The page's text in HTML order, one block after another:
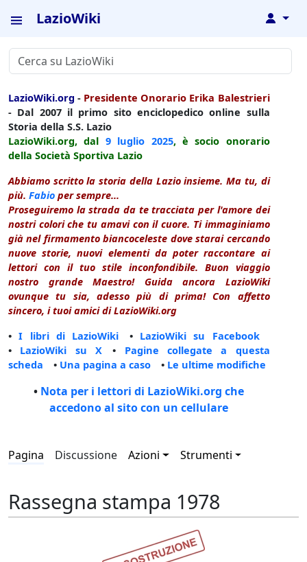
LazioWiki ↓
LazioWiki.org - Presidente Onorario Erika Balestrieri
- Dal 2007 il primo sito enciclopedico online sulla
Storia della S.S. Lazio
LazioWiki.org, dal 9 luglio 2025, è socio onorario
della Società Sportiva Lazio
Abbiamo scritto la storia della Lazio insieme. Ma tu, di
più. Fabio per sempre...
Proseguiremo la strada da te tracciata per l'amore dei
nostri colori che tu amavi con il cuore. Ti immaginiamo
già nel firmamento biancoceleste dove starai cercando
nuove storie, nuovi elementi da poter raccontare ai
lettori con il tuo stile inconfondibile. Buon viaggio
nostro grande Maestro! Guida ancora LazioWiki
ovunque tu sia, adesso più di prima! Con affetto
sincero, i tuoi amici di LazioWiki.org
•I libri di LazioWiki • LazioWiki su Facebook
• LazioWiki su X • Pagine collegate a questa
scheda • Una pagina a caso • Le ultime modifiche
• Nota per i lettori di LazioWiki.org che
accedono al sito con un cellulare
Pagina Discussione Azioni Strumenti
Rassegna stampa 1978